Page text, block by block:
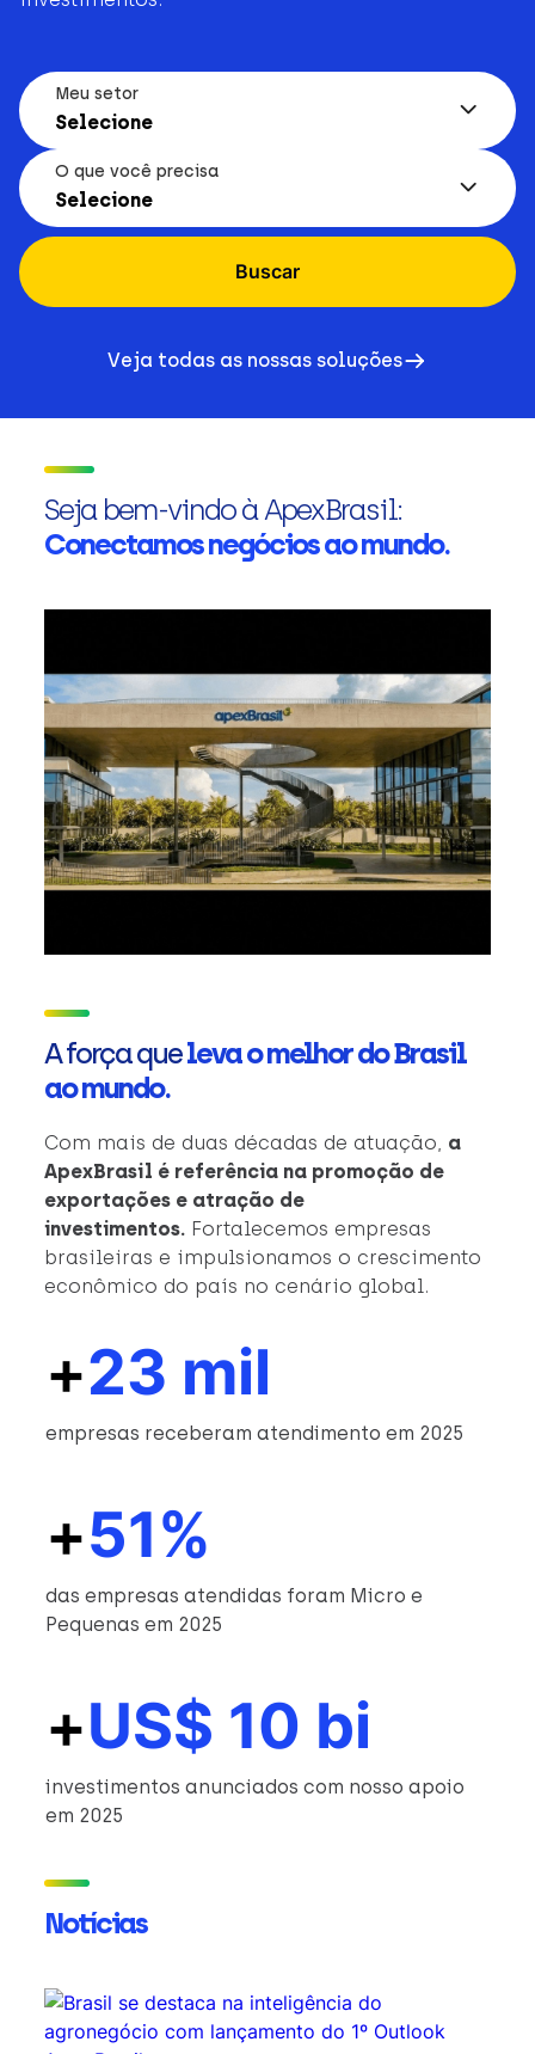
Meu setor
Selecione
O que você precisa
Selecione
Buscar
Veja todas as nossas soluções
Seja bem-vindo à ApexBrasil:
Conectamos negócios ao mundo.
A força queleva o melhor do Brasil
ao mundo.
Com mais de duas décadas de atuação, a
ApexBrasil é referência na promoção de
exportações e atração de
investimentos. Fortalecemos empresas
brasileiras e impulsionamos o crescimento
econômico do país no cenário global.
+23 mil
empresas receberam atendimento em 2025
+51%
das empresas atendidas foram Micro e
Pequenas em 2025
+US$ 10 bi
investimentos anunciados com nosso apoio
em 2025
Notícias